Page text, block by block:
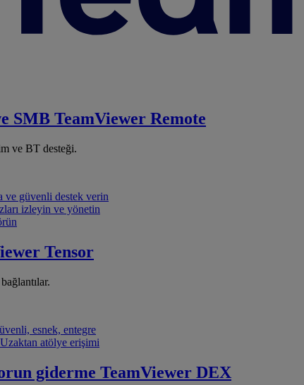
SMB TeamViewer Remote
ve BT desteği.
ve güvenli destek verin
izleyin ve yönetin
Tensor
esnek, entegre
Uzaktan atölye erişimi
giderme TeamViewer DEX